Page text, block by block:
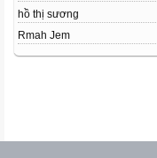
hồ thị sương
Rmah Jem